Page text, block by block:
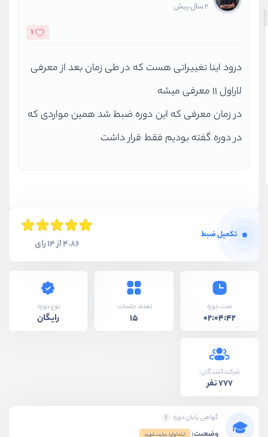
2 سال پیش
1
درود اینا تغییراتی هست که در طی زمان بعد از معرفی
لاراول ۱۱ معرفی میشه
در زمان معرفی که این دوره ضبط شد همین مواردی که
در دوره گفته بودیم فقط قرار داشت
تکمیل ضبط
4.86 از 14 رای
مدت دوره
02:04:42
تعداد جلسات:
15
نوع دوره:
رایگان
شرکت‌کنندگان:
777 نفر
گواهی پایان دوره
وضعیت: ابتدا وارد سایت شوید